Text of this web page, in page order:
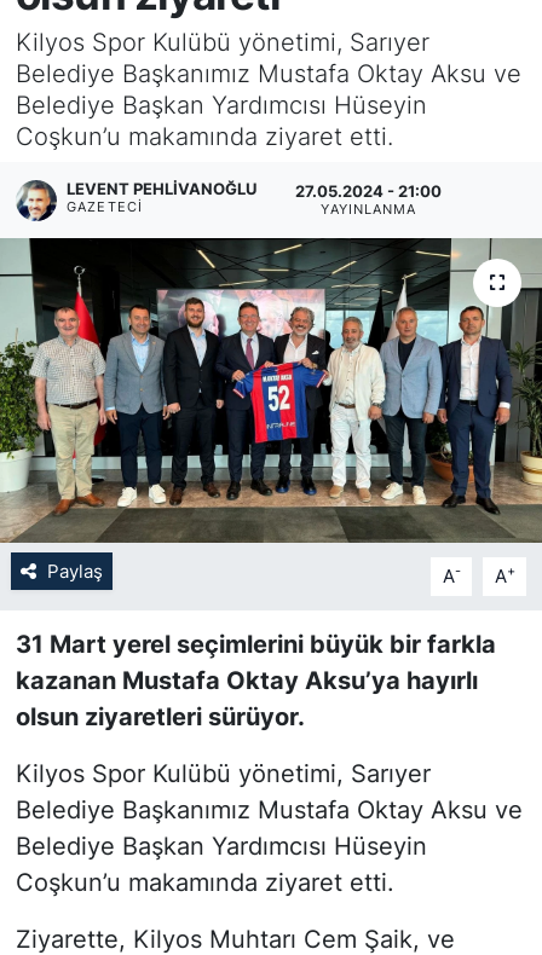
Kilyos Spor Kulübü yönetimi, Sarıyer
Belediye Başkanımız Mustafa Oktay Aksu ve
Belediye Başkan Yardımcısı Hüseyin
Coşkun’u makamında ziyaret etti.
LEVENT PEHLIVANOĞLU
GAZETECI
27.05.2024 - 21:00
YAYINLANMA
Paylaş A- A+
31 Mart yerel seçimlerini büyük bir farkla
kazanan Mustafa Oktay Aksu’ya hayırlı
olsun ziyaretleri sürüyor.
Kilyos Spor Kulübü yönetimi, Sarıyer
Belediye Başkanımız Mustafa Oktay Aksu ve
Belediye Başkan Yardımcısı Hüseyin
Coşkun’u makamında ziyaret etti.
Ziyarette, Kilyos Muhtarı Cem Şaik, ve
KÖŞE YAZILARI
KÖŞE YAZILARI (Arşiv)
RÖPORTAJ
SAĞLIK
SARIYER HABERLERİ
SARIYER İMAR BARIŞI
SEKTÖR
SON DAKİKA HABERİ
SPOR
TEKNOLOJİ
TÜRKİYE VE DÜNYA GÜNDEMİ